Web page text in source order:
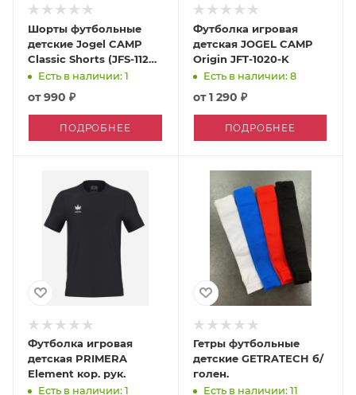
Шорты футбольные
детские Jogel CAMP
Classic Shorts (JFS-1120-
K)Есть в наличии: 1
от990 ₽
ПОДРОБНЕЕ
Футболка игровая
детская JOGEL CAMP
Origin JFT-1020-K
Есть в наличии: 8
от1 290 ₽
ПОДРОБНЕЕ
Футболка игровая
детская PRIMERA
Element кор. рук.
Есть в наличии: 1
Гетры футбольные
детские GETRATECH б/
голен.
Есть в наличии: 11